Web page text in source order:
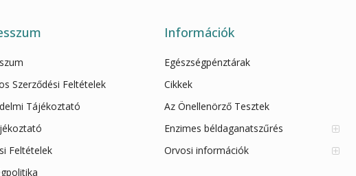
Szerződési Feltételek
Tájékoztató
Feltételek
Információk
Egészségpénztárak
Cikkek
Az Önellenörző Tesztek
Enzimes béldaganatszűrés
Orvosi információk